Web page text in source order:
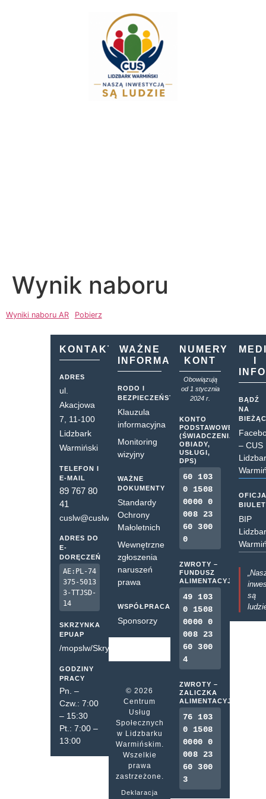
Wynik naboru
Wyniki naboru AR Pobierz
KONTAKT
ADRES
ul.
Akacjowa
7, 11-100
Lidzbark
Warmiński
TELEFON I
E-MAIL
89 767 80
41
cuslw@cuslw.pl
ADRES DO
E-
DORĘCZEŃ
AE:PL-74
375-5013
3-TTJSD-
14
SKRZYNKA
EPUAP
/mopslw/SkrytkaESP
GODZINY
PRACY
Pn. –
Czw.: 7:00
– 15:30
Pt.: 7:00 –
13:00
WAŻNE
INFORMACJE
RODO I
BEZPIECZEŃSTWO
Klauzula
informacyjna
Monitoring
wizyjny
WAŻNE
DOKUMENTY
Standardy
Ochrony
Małoletnich
Wewnętrzne
zgłoszenia
naruszeń
prawa
WSPÓŁPRACA
Sponsorzy
© 2026
Centrum
Usług
Społecznych
w Lidzbarku
Warmińskim.
Wszelkie
prawa
zastrzeżone.
Deklaracja
NUMERY
KONT
Obowiązują
od 1 stycznia
2024 r.
KONTO
PODSTAWOWE
(ŚWIADCZENIA,
OBIADY,
USŁUGI,
DPS)
60 103
0 1508
0000 0
008 23
60 300
0
ZWROTY –
FUNDUSZ
ALIMENTACYJNY
49 103
0 1508
0000 0
008 23
60 300
4
ZWROTY –
ZALICZKA
ALIMENTACYJNA
76 103
0 1508
0000 0
008 23
60 300
3
BĄDŹ
NA
– CUS
BIP
są